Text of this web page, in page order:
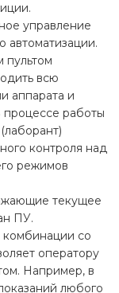
управление
автоматизации.
всю
аппарата и
процессе работы
контроля над
режимов
текущее
ПУ.
со
оператору
Например, в
любого